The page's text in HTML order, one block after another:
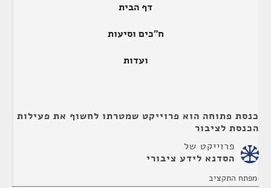
דף הבית
ח"כים וסיעות
ועדות
כנסת פתוחה הוא פרוייקט שמטרתו לחשוף את פעילות
הכנסת לציבור
פרוייקט של
הסדנא לידע ציבורי
מפתח התקציב